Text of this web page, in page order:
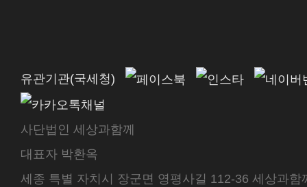
유관기관(국세청)
사단법인 세상과함께
대표자 박환옥
세종 특별 자치시 장군면 영평사길 112-36 세상과